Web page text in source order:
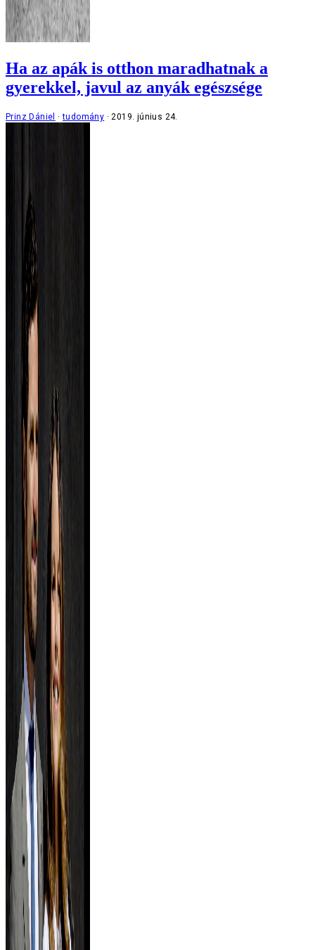
Ha az apák is otthon maradhatnak a
gyerekkel, javul az anyák egészsége
Prinz Dániel tudomány 2019. június 24.